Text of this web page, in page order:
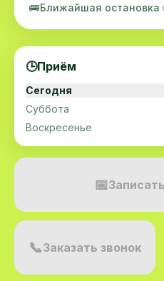
🚌Ближайшая остановка
🕒Приём
Сегодня
Суббота
Воскресенье
📅
📞Заказать звонок